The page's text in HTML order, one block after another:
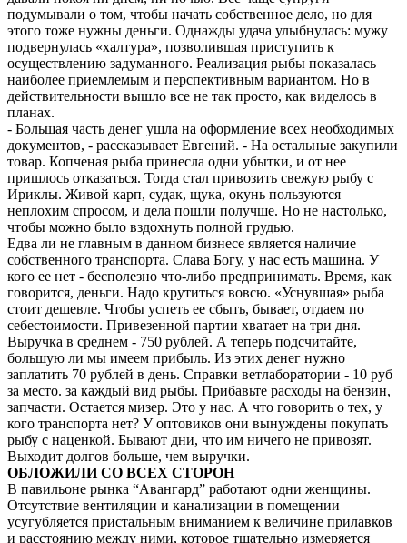
подумывали о том, чтобы начать собственное дело, но для
этого тоже нужны деньги. Однажды удача улыбнулась: мужу
подвернулась «халтура», позволившая приступить к
осуществлению задуманного. Реализация рыбы показалась
наиболее приемлемым и перспективным вариантом. Но в
действительности вышло все не так просто, как виделось в
планах.
- Большая часть денег ушла на оформление всех необходимых
документов, - рассказывает Евгений. - На остальные закупили
товар. Копченая рыба принесла одни убытки, и от нее
пришлось отказаться. Тогда стал привозить свежую рыбу с
Ириклы. Живой карп, судак, щука, окунь пользуются
неплохим спросом, и дела пошли получше. Но не настолько,
чтобы можно было вздохнуть полной грудью.
Едва ли не главным в данном бизнесе является наличие
собственного транспорта. Слава Богу, у нас есть машина. У
кого ее нет - бесполезно что-либо предпринимать. Время, как
говорится, деньги. Надо крутиться вовсю. «Уснувшая» рыба
стоит дешевле. Чтобы успеть ее сбыть, бывает, отдаем по
себестоимости. Привезенной партии хватает на три дня.
Выручка в среднем - 750 рублей. А теперь подсчитайте,
большую ли мы имеем прибыль. Из этих денег нужно
заплатить 70 рублей в день. Справки ветлаборатории - 10 руб
за место. за каждый вид рыбы. Прибавьте расходы на бензин,
запчасти. Остается мизер. Это у нас. А что говорить о тех, у
кого транспорта нет? У оптовиков они вынуждены покупать
рыбу с наценкой. Бывают дни, что им ничего не привозят.
Выходит долгов больше, чем выручки.
ОБЛОЖИЛИ СО ВСЕХ СТОРОН
В павильоне рынка “Авангард” работают одни женщины.
Отсутствие вентиляции и канализации в помещении
усугубляется пристальным вниманием к величине прилавков
и расстоянию между ними, которое тщательно измеряется